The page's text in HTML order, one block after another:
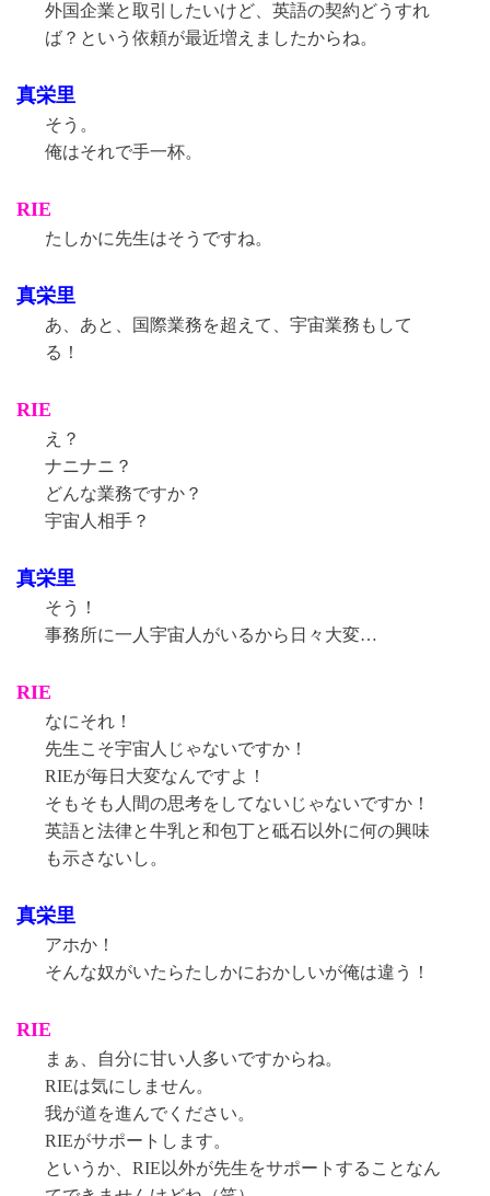
外国企業と取引したいけど、英語の契約どうすれ
ば？という依頼が最近増えましたからね。
真栄里
そう。
俺はそれで手一杯。
RIE
たしかに先生はそうですね。
真栄里
あ、あと、国際業務を超えて、宇宙業務もして
る！
RIE
え？
ナニナニ？
どんな業務ですか？
宇宙人相手？
真栄里
そう！
事務所に一人宇宙人がいるから日々大変…
RIE
なにそれ！
先生こそ宇宙人じゃないですか！
RIEが毎日大変なんですよ！
そもそも人間の思考をしてないじゃないですか！
英語と法律と牛乳と和包丁と砥石以外に何の興味
も示さないし。
真栄里
アホか！
そんな奴がいたらたしかにおかしいが俺は違う！
RIE
まぁ、自分に甘い人多いですからね。
RIEは気にしません。
我が道を進んでください。
RIEがサポートします。
というか、RIE以外が先生をサポートすることなん